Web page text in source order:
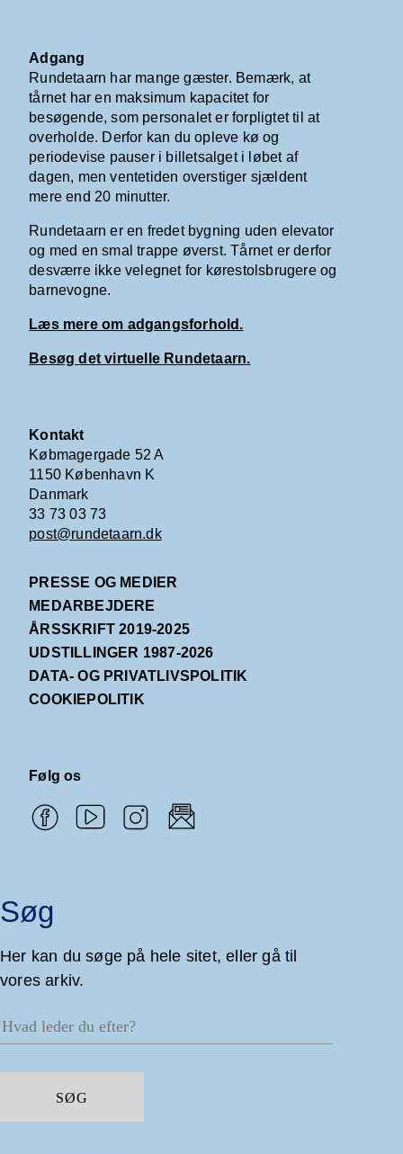
Adgang
Rundetaarn har mange gæster. Bemærk, at
tårnet har en maksimum kapacitet for
besøgende, som personalet er forpligtet til at
overholde. Derfor kan du opleve kø og
periodevise pauser i billetsalget i løbet af
dagen, men ventetiden overstiger sjældent
mere end 20 minutter.
Rundetaarn er en fredet bygning uden elevator
og med en smal trappe øverst. Tårnet er derfor
desværre ikke velegnet for kørestolsbrugere og
barnevogne.
Læs mere om adgangsforhold.
Besøg det virtuelle Rundetaarn.
Kontakt
Købmagergade 52 A
1150 København K
Danmark
33 73 03 73
post@rundetaarn.dk
PRESSE OG MEDIER
MEDARBEJDERE
ÅRSSKRIFT 2019-2025
UDSTILLINGER 1987-2026
DATA- OG PRIVATLIVSPOLITIK
COOKIEPOLITIK
Følg os
Søg
Her kan du søge på hele sitet, eller gå til
vores arkiv.